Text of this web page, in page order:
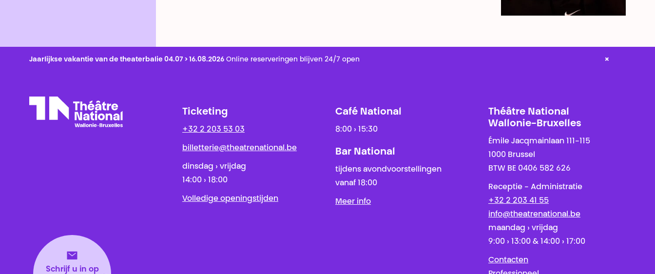
Jaarlijkse vakantie van de theaterbalie 04.07 > 16.08.2026 Online reserveringen blijven 24/7 open ×
Schrijf u in op
Ticketing
+32 2 203 53 03
billetterie@theatrenational.be
dinsdag › vrijdag
14:00 › 18:00
Volledige openingstijden
Café National
8:00 › 15:30
Bar National
tijdens avondvoorstellingen
vanaf 18:00
Meer info
Théâtre National
Wallonie-Bruxelles
Émile Jacqmainlaan 111-115
1000 Brussel
BTW BE 0406 582 626
Receptie - Administratie
+32 2 203 41 55
info@theatrenational.be
maandag › vrijdag
9:00 › 13:00 & 14:00 › 17:00
Contacten